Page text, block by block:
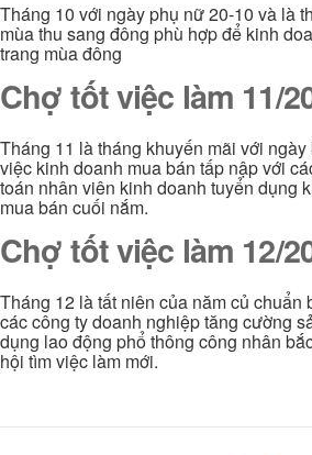
Tháng 10 với ngày phụ nữ 20-10 và là
mùa thu sang đông phù hợp để kinh
trang mùa đông
Chợ tốt việc làm 11/
Tháng 11 là tháng khuyến mãi với
việc kinh doanh mua bán tấp nập với
toán nhân viên kinh doanh tuyển dụng
mua bán cuối nắm.
Chợ tốt việc làm 12/
Tháng 12 là tất niên của năm củ chuẩn
các công ty doanh nghiệp tăng cường
dụng lao động phổ thông công nhân
hội tìm việc làm mới.